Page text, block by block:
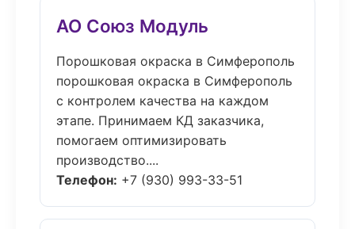
АО Союз Модуль
Порошковая окраска в Симферополь
порошковая окраска в Симферополь
с контролем качества на каждом
этапе. Принимаем КД заказчика,
помогаем оптимизировать
производство....
Телефон: +7 (930) 993-33-51